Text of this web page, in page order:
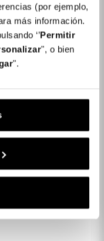
(por ejemplo,
más información.
‘’Permitir
", o bien
".